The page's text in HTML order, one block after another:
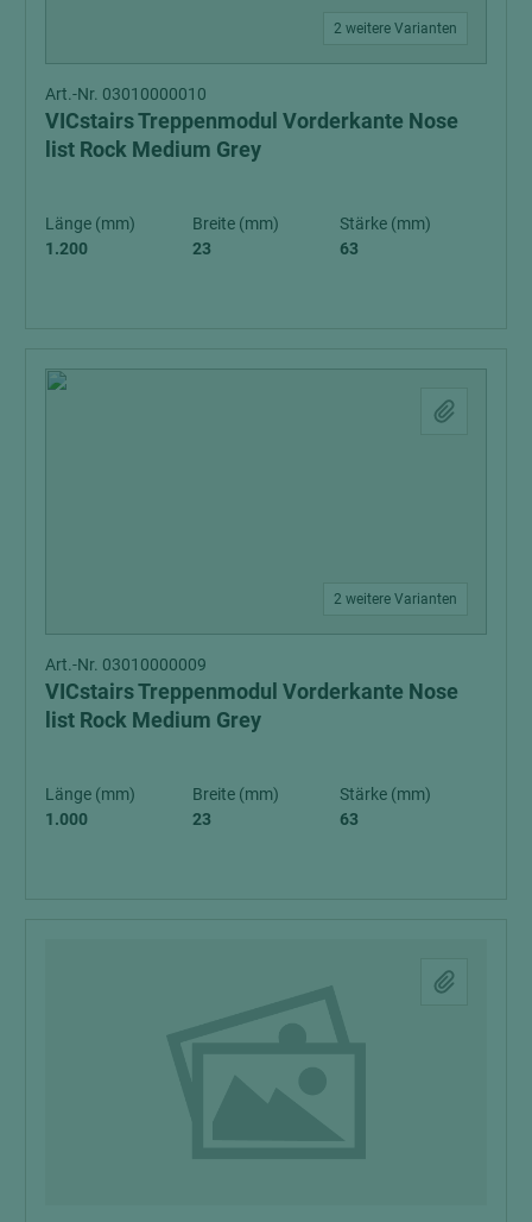
2 weitere Varianten
Art.-Nr. 03010000010
VICstairs Treppenmodul Vorderkante Nose
list Rock Medium Grey
Länge (mm)
1.200
Breite (mm)
23
Stärke (mm)
63
2 weitere Varianten
Art.-Nr. 03010000009
VICstairs Treppenmodul Vorderkante Nose
list Rock Medium Grey
Länge (mm)
1.000
Breite (mm)
23
Stärke (mm)
63